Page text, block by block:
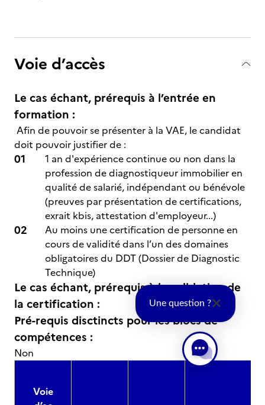
Voie d’accès
Le cas échant, prérequis à l’entrée en
formation :
Afin de pouvoir se présenter à la VAE, le candidat
doit pouvoir justifier de :
1 an d'expérience continue ou non dans la
profession de diagnostiqueur immobilier en
qualité de salarié, indépendant ou bénévole
(preuves par présentation de certifications,
exrait kbis, attestation d'employeur...)
Au moins une certification de personne en
cours de validité dans l’un des domaines
obligatoires du DDT (Dossier de Diagnostic
Technique)
Le cas échant, prérequis à la validation de
la certification :
Pré-requis disctincts pour les blocs de
compétences :
Non
Voie
Une question ?